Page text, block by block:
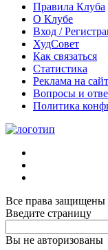
Правила Клуба
О Клубе
Вход /
ХудСовет
Как связаться
Статистика
Реклама на
Вопросы и
Политика
Все права защищены
Введите страницу
Вы не авторизованы